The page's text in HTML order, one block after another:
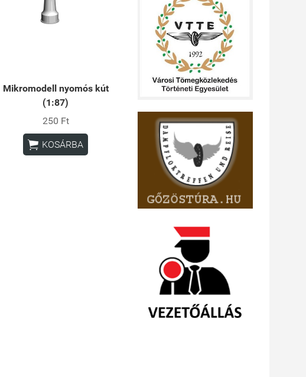
Mikromodell nyomós kút
(1:87)
250 Ft
 KOSÁRBA